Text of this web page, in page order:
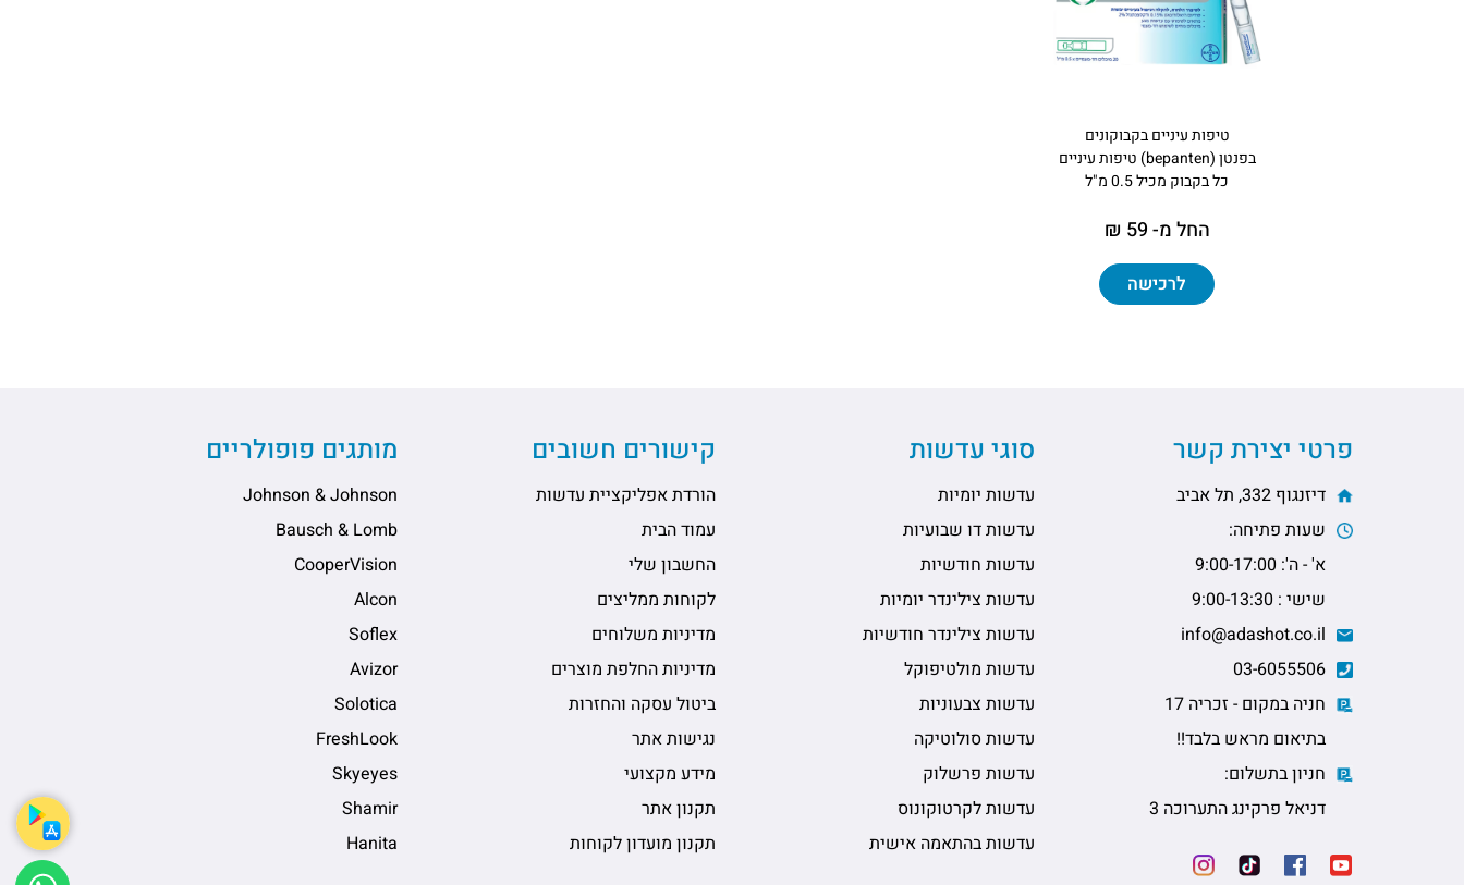
טיפות עיניים בקבוקונים
בפנטן (bepanten) טיפות עיניים
כל בקבוק מכיל 0.5 מ"ל
החל מ- 59 ₪
לרכישה
פרטי יצירת קשר
דיזנגוף 332, תל אביב
שעות פתיחה:
א' - ה': 9:00-17:00
שישי : 9:00-13:30
חניה במקום - זכריה 17
בתיאום מראש בלבד!!
חניון בתשלום:
דניאל פרקינג התערוכה 3
סוגי עדשות
עדשות יומיות
עדשות דו שבועיות
עדשות חודשיות
עדשות צילינדר יומיות
עדשות צילינדר חודשיות
עדשות מולטיפוקל
עדשות צבעוניות
עדשות סולוטיקה
עדשות פרשלוק
עדשות לקרטוקונוס
עדשות בהתאמה אישית
קישורים חשובים
הורדת אפליקציית עדשות
עמוד הבית
החשבון שלי
לקוחות ממליצים
מדיניות משלוחים
מדיניות החלפת מוצרים
ביטול עסקה והחזרות
נגישות אתר
מידע מקצועי
תקנון אתר
תקנון מועדון לקוחות
מותגים פופולריים
Johnson & Johnson
Bausch & Lomb
CooperVision
Alcon
Soflex
Avizor
Solotica
FreshLook
Skyeyes
Shamir
Hanita